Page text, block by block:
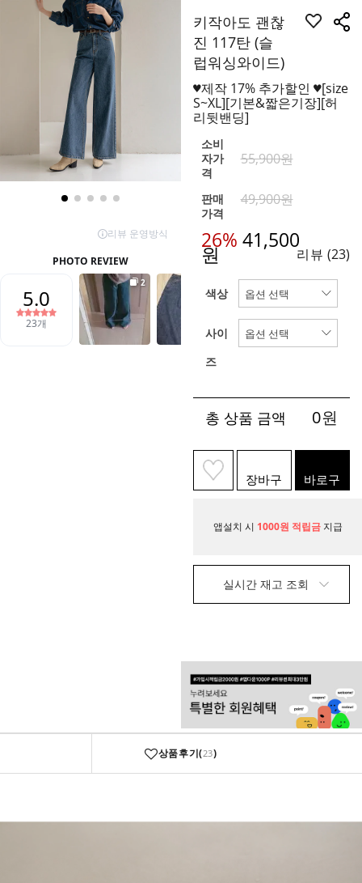
키작아도 괜찮
진 117탄 (슬
럽워싱와이드)
♥제작 17% 추가할인 ♥[size
S~XL][기본&짧은기장][허
리뒷밴딩]
소비
자가
격
55,900원
판매
가격
49,900원
26% 41,500
원 리뷰 (23)
색상
사이
즈
총 상품 금액 0원
장바구
니
바로구
매
앱설치 시 1000원 적립금 지급
실시간 재고 조회
상품후기(23)